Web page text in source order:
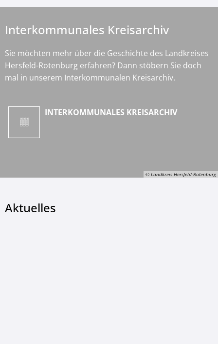
© Landkreis Hersfeld-Rotenburg
Interkommunales Kreisarchiv
Sie möchten mehr über die Geschichte des Landkreises
Hersfeld-Rotenburg erfahren? Dann stöbern Sie doch
mal in unserem Interkommunalen Kreisarchiv.
INTERKOMMUNALES KREISARCHIV
Aktuelles